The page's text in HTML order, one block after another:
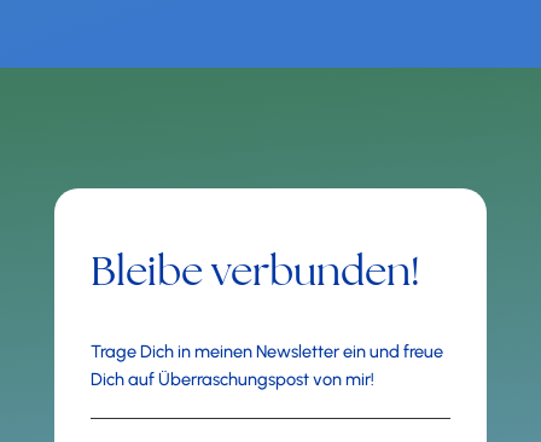
Bleibe verbunden!
Trage Dich in meinen Newsletter ein und freue
Dich auf Überraschungspost von mir!